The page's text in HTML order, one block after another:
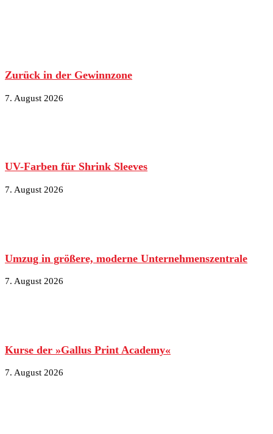
Zurück in der Gewinnzone
7. August 2026
UV-Farben für Shrink Sleeves
7. August 2026
Umzug in größere, moderne Unternehmenszentrale
7. August 2026
Kurse der »Gallus Print Academy«
7. August 2026